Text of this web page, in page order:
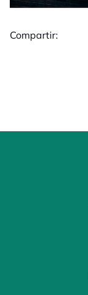
Compartir: